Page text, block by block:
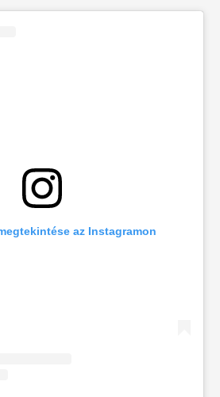
az Instagramon